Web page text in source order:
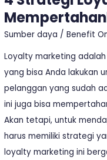
Sumber daya /Benefit
Loyalty marketing
yang bisa Anda lakukan
pelanggan yang sudah
ini juga bisa
Akan tetapi, untuk
harus memiliki strategi
loyalty marketing ini